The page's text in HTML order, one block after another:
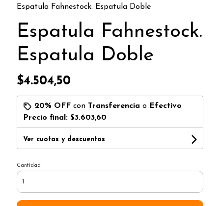
Espatula Fahnestock. Espatula Doble
Espatula Fahnestock.
Espatula Doble
$4.504,50
20% OFFcon Transferencia o Efectivo
Precio final: $3.603,60
Ver cuotas y descuentos
Cantidad